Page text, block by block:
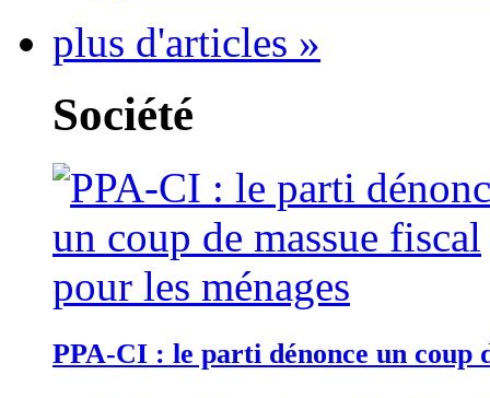
plus d'articles »
Société
PPA-CI : le parti dénonce un coup